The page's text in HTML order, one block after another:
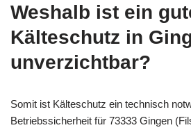
Weshalb ist ein
Kälteschutz in
unverzichtbar?
Somit ist Kälteschutz ein technisch
Betriebssicherheit für 73333 Gingen